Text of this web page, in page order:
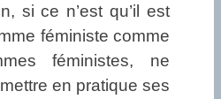
si ce n’est qu’il est
féministe comme
féministes, ne
en pratique ses